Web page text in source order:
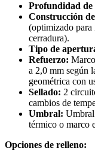
Profundidad de
Construcción
(optimizado
cerradura).
Tipo de
Refuerzo:
a 2,0 mm según
geométrica con
Sellado: 2
cambios de
Umbral:
térmico o marco
Opciones de relleno: